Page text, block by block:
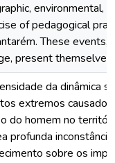
environmental,
of pedagogical
These
present
da dinâmica
extremos
do homem no
profunda
sobre os